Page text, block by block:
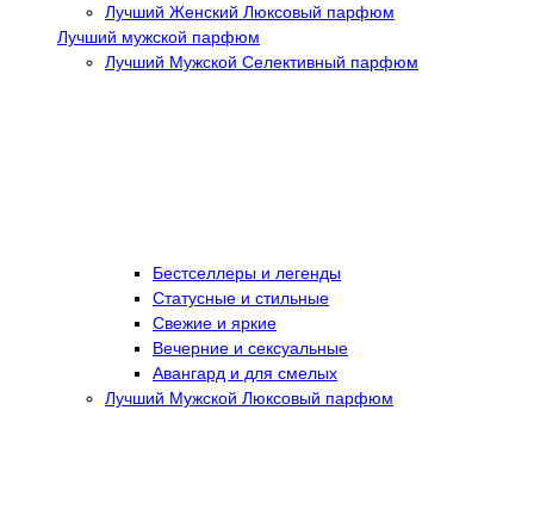
Лучший Женский Люксовый парфюм
Лучший мужской парфюм
Лучший Мужской Селективный парфюм
Бестселлеры и легенды
Статусные и стильные
Свежие и яркие
Вечерние и сексуальные
Авангард и для смелых
Лучший Мужской Люксовый парфюм